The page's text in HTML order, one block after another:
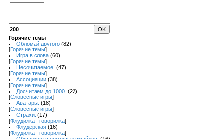
200
Горячие темы
Обломай другого (82)
[Горячие темы]
Игра в слова (60)
[Горячие темы]
Несочитаемое. (47)
[Горячие темы]
Ассоциации (38)
[Горячие темы]
Досчитаем до 1000. (22)
[Словесные игры]
Аватары. (18)
[Словесные игры]
Страхи. (17)
[Флудилка - говорилка]
Флудерская (16)
[Флудилка - говорилка]